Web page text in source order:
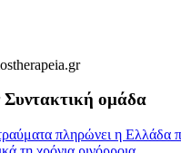
Συντακτική ομάδα
πληρώνει η Ελλάδα